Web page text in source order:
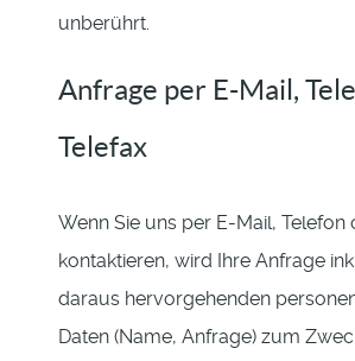
unberührt.
Anfrage per E-Mail,
Telefax
Wenn Sie uns per E-Mail, Telefon
kontaktieren, wird Ihre Anfrage
daraus hervorgehenden
Daten (Name, Anfrage) zum